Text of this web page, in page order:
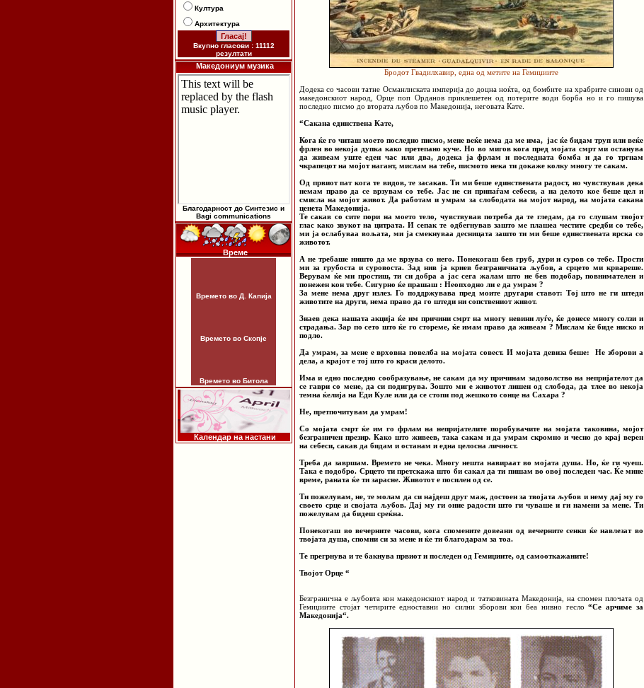
Култура
Архитектура
Вкупно гласови : 11112
резултати
Македониум музика
Благодарност до Синтезис и
Bagi communications
Време
Времето во Д. Капија
Времето во Скопје
Времето во Битола
Календар на настани
Бродот Гвадилхавир, една од метите на Гемиџиите
Додека со часови татне Османлиската империја до доцна ноќта, од бомбите на храбрите синови од
македонскиот народ, Орце поп Орданов приклешетен од потерите води борба но и го пишува
последно писмо до втората љубов по Македонија, неговата Кате.
“Сакана единствена Кате,
Кога ќе го читаш моето последно писмо, мене веќе нема да ме има, јас ќе бидам труп или веќе
фрлен во некоја дупка како претепано куче. Но во мигов кога пред мојата смрт ми останува
да живеам уште еден час или два, додека ја фрлам и последната бомба и да го тргнам
чкрапецот на мојот нагант, мислам на тебе, писмото нека ти докаже колку многу те сакам.
Од првиот пат кога те видов, те засакав. Ти ми беше единствената радост, но чувствував дека
немам право да се врзувам со тебе. Јас не си припаѓам себеси, а на делото кое беше цел и
смисла на мојот живот. Да работам и умрам за слободата на мојот народ, на мојата сакана
ценета Македонија.
Те сакав со сите пори на моето тело, чувствував потреба да те гледам, да го слушам твојот
глас како звукот на цитрата. И сепак те одбегнував зашто ме плашеа честите средби со тебе,
ми ја ослабуваа вољата, ми ја смекнуваа десницата зашто ти ми беше единствената врска со
животот.
А не требаше ништо да ме врзува со него. Понекогаш бев груб, дури и суров со тебе. Прости
ми за грубоста и суровоста. Зад нив ја криев безграничната љубов, а срцето ми крвареше.
Верувам ќе ми простиш, ти си добра а јас сега жалам што не бев подобар, повнимателен и
понежен кон тебе. Сигурно ќе прашаш : Неопходно ли е да умрам ?
За мене нема друг излез. Го поддржувава пред моите другари ставот: Тој што не ги штеди
животите на други, нема право да го штеди ни сопствениот живот.
Знаев дека нашата акција ќе им причини смрт на многу невини луѓе, ќе донесе многу солзи и
страдања. Зар по сето што ќе го стореме, ќе имам право да живеам ? Мислам ќе биде ниско и
подло.
Да умрам, за мене е врховна повелба на мојата совест. И мојата девиза беше: Не зборови а
дела, а крајот е тој што го краси делото.
Има и едно последно сообразување, не сакам да му причинам задоволство на непријателот да
се гаври со мене, да си подигрува. Зошто ми е животот лишен од слобода, да тлее во некоја
темна ќелија на Еди Куле или да се стопи под жешкото сонце на Сахара ?
Не, претпочитувам да умрам!
Со мојата смрт ќе им го фрлам на непријателите поробувачите на мојата таковина, мојот
безграничен презир. Како што живеев, така сакам и да умрам скромно и чесно до крај верен
на себеси, сакав да бидам и останам и една целосна личност.
Треба да завршам. Времето не чека. Многу нешта навираат во мојата душа. Но, ќе ги чуеш.
Така е подобро. Срцето ти претскажа што би сакал да ти пишам во овој последен час. Ќе мине
време, раната ќе ти зарасне. Животот е посилен од се.
Ти пожелувам, не, те молам да си најдеш друг маж, достоен за твојата љубов и нему дај му го
своето срце и својата љубов. Дај му ги оние радости што ги чуваше и ги намени за мене. Ти
пожелувам да бидеш среќна.
Понекогаш во вечерните часови, кога спомените довеани од вечерните сенки ќе навлезат во
твојата душа, спомни си за мене и ќе ти благодарам за тоа.
Те прегрнува и те бакнува првиот и последен од Гемиџиите, од самооткажаните!
Твојот Орце “
Безгранична е љубовта кон македонскиот народ и татковината Македонија, на спомен плочата од
Гемиџиите стојат четирите едноставни но силни зборови кои беа нивно гесло“Се арчиме за
Македонија“.